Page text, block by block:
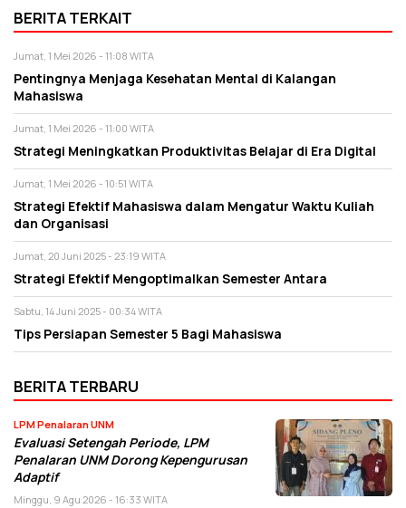
BERITA TERKAIT
Jumat, 1 Mei 2026 - 11:08 WITA
Pentingnya Menjaga Kesehatan Mental di Kalangan
Mahasiswa
Jumat, 1 Mei 2026 - 11:00 WITA
Strategi Meningkatkan Produktivitas Belajar di Era Digital
Jumat, 1 Mei 2026 - 10:51 WITA
Strategi Efektif Mahasiswa dalam Mengatur Waktu Kuliah
dan Organisasi
Jumat, 20 Juni 2025 - 23:19 WITA
Strategi Efektif Mengoptimalkan Semester Antara
Sabtu, 14 Juni 2025 - 00:34 WITA
Tips Persiapan Semester 5 Bagi Mahasiswa
BERITA TERBARU
LPM Penalaran UNM
Evaluasi Setengah Periode, LPM
Penalaran UNM Dorong Kepengurusan
Adaptif
Minggu, 9 Agu 2026 - 16:33 WITA